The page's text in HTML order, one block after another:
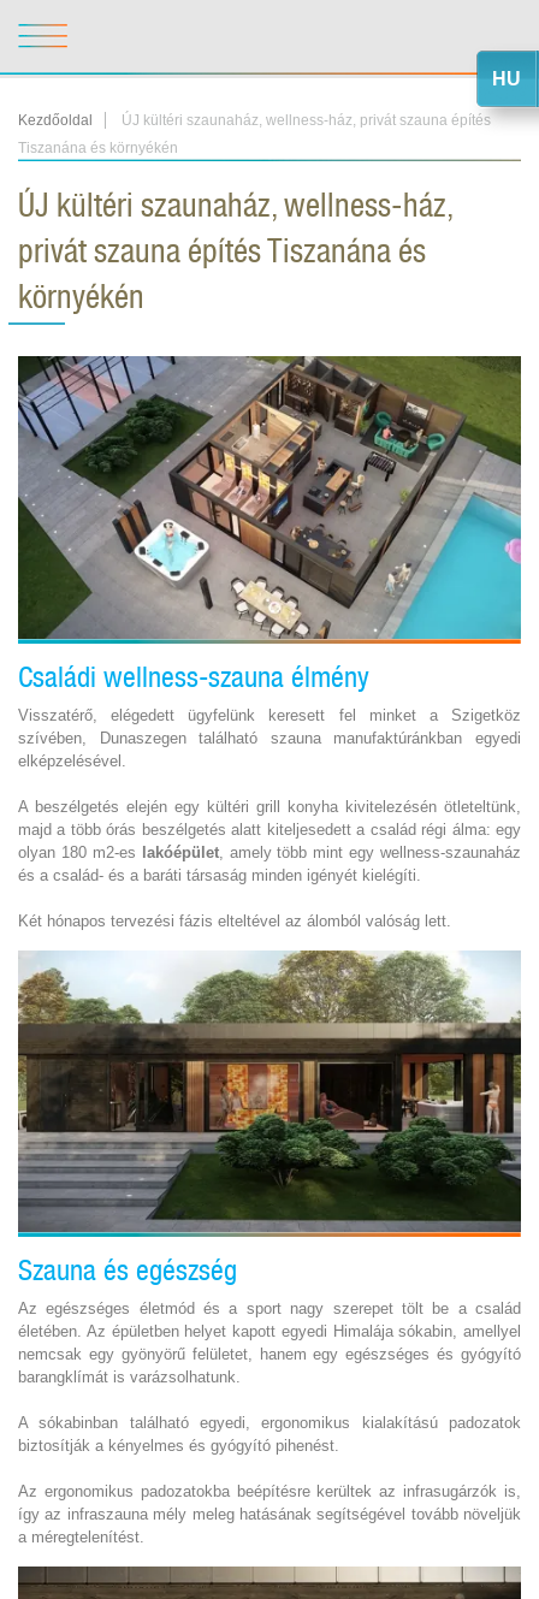
Kezdőoldal
ÚJ kültéri szaunaház, wellness-ház, privát szauna építés
Tiszanána és környékén
ÚJ kültéri szaunaház, wellness-ház,
privát szauna építés Tiszanána és
környékén
Családi wellness-szauna élmény
Visszatérő, elégedett ügyfelünk keresett fel minket a Szigetköz
szívében, Dunaszegen található szauna manufaktúránkban egyedi
elképzelésével.
A beszélgetés elején egy kültéri grill konyha kivitelezésén ötleteltünk,
majd a több órás beszélgetés alatt kiteljesedett a család régi álma: egy
olyan 180 m2-es lakóépület, amely több mint egy wellness-szaunaház
és a család- és a baráti társaság minden igényét kielégíti.
Két hónapos tervezési fázis elteltével az álomból valóság lett.
Szauna és egészség
Az egészséges életmód és a sport nagy szerepet tölt be a család
életében. Az épületben helyet kapott egyedi Himalája sókabin, amellyel
nemcsak egy gyönyörű felületet, hanem egy egészséges és gyógyító
barangklímát is varázsolhatunk.
A sókabinban található egyedi, ergonomikus kialakítású padozatok
biztosítják a kényelmes és gyógyító pihenést.
Az ergonomikus padozatokba beépítésre kerültek az infrasugárzók is,
így az infraszauna mély meleg hatásának segítségével tovább növeljük
a méregtelenítést.
HU